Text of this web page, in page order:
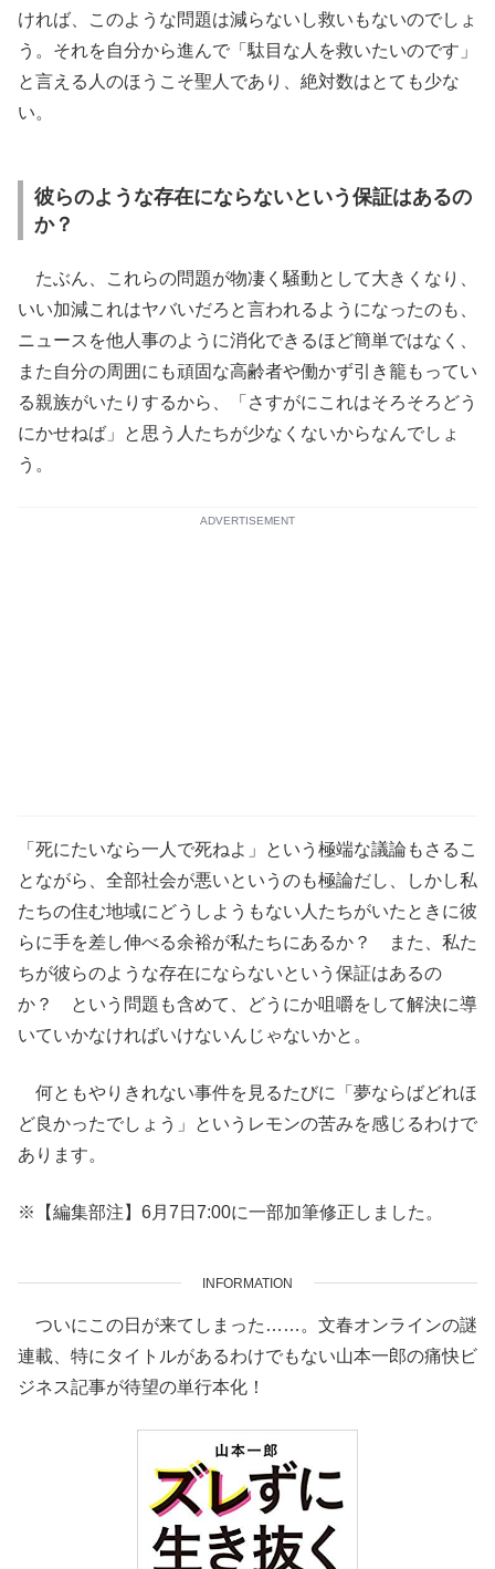
ければ、このような問題は減らないし救いもないのでしょ
う。それを自分から進んで「駄目な人を救いたいのです」
と言える人のほうこそ聖人であり、絶対数はとても少な
い。
彼らのような存在にならないという保証はあるの
か？
たぶん、これらの問題が物凄く騒動として大きくなり、
いい加減これはヤバいだろと言われるようになったのも、
ニュースを他人事のように消化できるほど簡単ではなく、
また自分の周囲にも頑固な高齢者や働かず引き籠もってい
る親族がいたりするから、「さすがにこれはそろそろどう
にかせねば」と思う人たちが少なくないからなんでしょ
う。
ADVERTISEMENT
「死にたいなら一人で死ねよ」という極端な議論もさるこ
とながら、全部社会が悪いというのも極論だし、しかし私
たちの住む地域にどうしようもない人たちがいたときに彼
らに手を差し伸べる余裕が私たちにあるか？ また、私た
ちが彼らのような存在にならないという保証はあるの
か？ という問題も含めて、どうにか咀嚼をして解決に導
いていかなければいけないんじゃないかと。
何ともやりきれない事件を見るたびに「夢ならばどれほ
ど良かったでしょう」というレモンの苦みを感じるわけで
あります。
※【編集部注】6月7日7:00に一部加筆修正しました。
INFORMATION
ついにこの日が来てしまった……。文春オンラインの謎
連載、 特にタイトルがあるわけでもない山本一郎の痛快ビ
ジネス記事が待望の単行本化！